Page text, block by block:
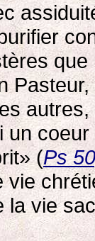
(Ps
vie
la vie